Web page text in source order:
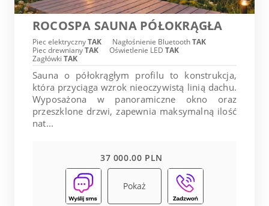
ROCOSPA SAUNA PÓŁOKRĄGŁA
Piec elektrycznyTAK Nagłośnienie BluetoothTAK
Piec drewnianyTAK Oświetlenie LED TAK
Zagłówki TAK
Sauna o półokrągłym profilu to konstrukcja,
która przyciąga wzrok nieoczywistą linią dachu.
Wyposażona w panoramiczne okno oraz
przeszklone drzwi, zapewnia maksymalną ilość
nat...
37 000.00 PLN
Pokaż